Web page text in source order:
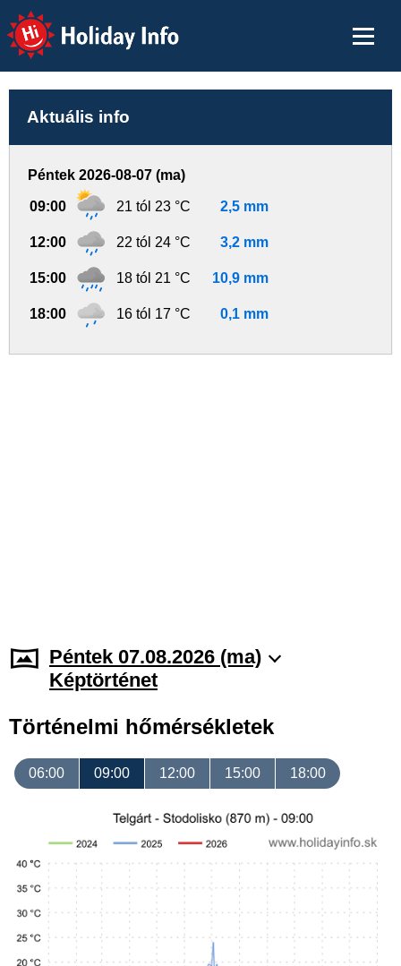
Holiday Info
Aktuális info
Péntek 2026-08-07 (ma)
09:00 21 tól 23 °C 2,5 mm
12:00 22 tól 24 °C 3,2 mm
15:00 18 tól 21 °C 10,9 mm
18:00 16 tól 17 °C 0,1 mm
Péntek 07.08.2026 (ma)
Képtörténet
Történelmi hőmérsékletek
06:00 09:00 12:00 15:00 18:00